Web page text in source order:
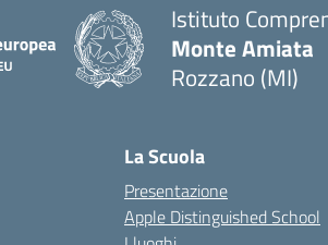
Istituto
Monte Amiata
Rozzano (MI)
La Scuola
Presentazione
Apple Distinguished School